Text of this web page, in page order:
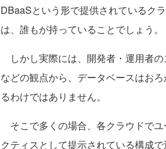
DBaaSという形で提供されているク
は、誰もが持っていることでしょう。
しかし実際には、開発者・運用者
などの観点から、データベースはお
るわけではありません。
そこで多くの場合、各クラウドで
クティスとして提示されている構成